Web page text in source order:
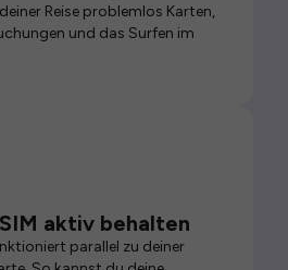
Reise problemlos Karten,
und das Surfen im
aktiv behalten
parallel zu deiner